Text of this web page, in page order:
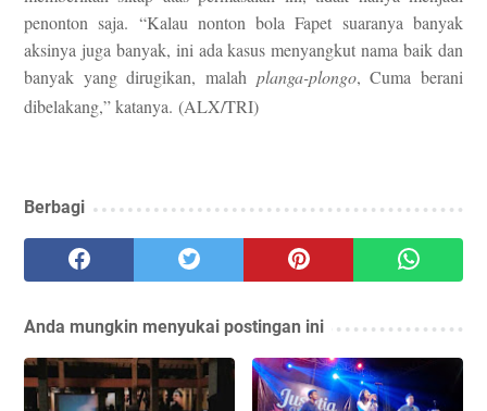
penonton saja. “Kalau nonton bola Fapet suaranya banyak
aksinya juga banyak, ini ada kasus menyangkut nama baik dan
banyak yang dirugikan, malah planga-plongo, Cuma berani
dibelakang,” katanya. (ALX/TRI)
Berbagi
Anda mungkin menyukai postingan ini